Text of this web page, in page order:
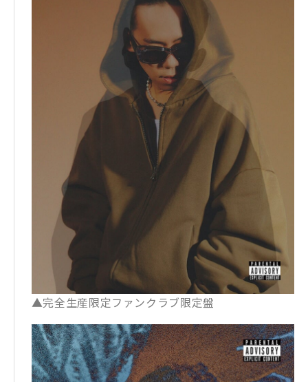
▲完全生産限定ファンクラブ限定盤